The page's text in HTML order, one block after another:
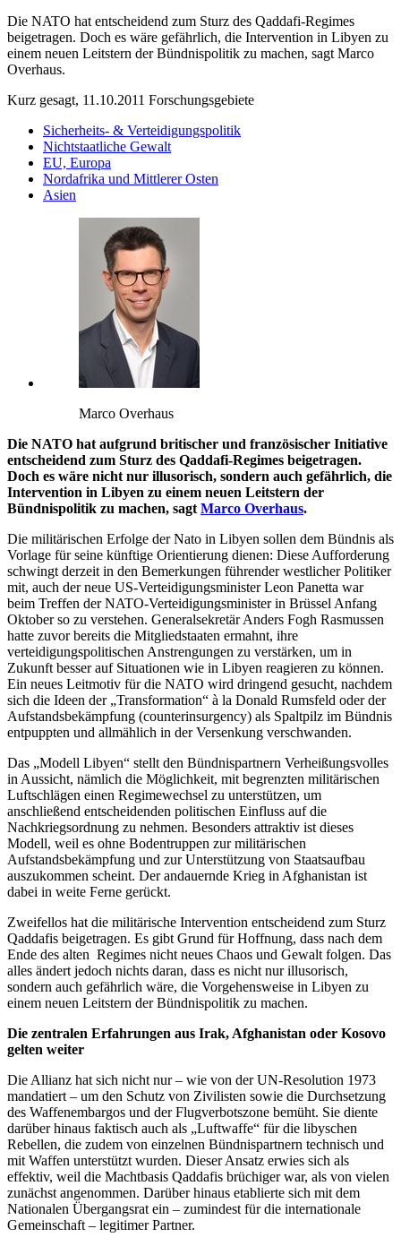
Die NATO hat entscheidend zum Sturz des Qaddafi-Regimes
beigetragen. Doch es wäre gefährlich, die Intervention in Libyen zu
einem neuen Leitstern der Bündnispolitik zu machen, sagt Marco
Overhaus.
Kurz gesagt, 11.10.2011 Forschungsgebiete
Sicherheits- & Verteidigungspolitik
Nichtstaatliche Gewalt
EU, Europa
Nordafrika und Mittlerer Osten
Asien
Marco Overhaus
Die NATO hat aufgrund britischer und französischer Initiative
entscheidend zum Sturz des Qaddafi-Regimes beigetragen.
Doch es wäre nicht nur illusorisch, sondern auch gefährlich, die
Intervention in Libyen zu einem neuen Leitstern der
Bündnispolitik zu machen, sagt Marco Overhaus.
Die militärischen Erfolge der Nato in Libyen sollen dem Bündnis als
Vorlage für seine künftige Orientierung dienen: Diese Aufforderung
schwingt derzeit in den Bemerkungen führender westlicher Politiker
mit, auch der neue US-Verteidigungsminister Leon Panetta war
beim Treffen der NATO-Verteidigungsminister in Brüssel Anfang
Oktober so zu verstehen. Generalsekretär Anders Fogh Rasmussen
hatte zuvor bereits die Mitgliedstaaten ermahnt, ihre
verteidigungspolitischen Anstrengungen zu verstärken, um in
Zukunft besser auf Situationen wie in Libyen reagieren zu können.
Ein neues Leitmotiv für die NATO wird dringend gesucht, nachdem
sich die Ideen der „Transformation“ à la Donald Rumsfeld oder der
Aufstandsbekämpfung (counterinsurgency) als Spaltpilz im Bündnis
entpuppten und allmählich in der Versenkung verschwanden.
Das „Modell Libyen“ stellt den Bündnispartnern Verheißungsvolles
in Aussicht, nämlich die Möglichkeit, mit begrenzten militärischen
Luftschlägen einen Regimewechsel zu unterstützen, um
anschließend entscheidenden politischen Einfluss auf die
Nachkriegsordnung zu nehmen. Besonders attraktiv ist dieses
Modell, weil es ohne Bodentruppen zur militärischen
Aufstandsbekämpfung und zur Unterstützung von Staatsaufbau
auszukommen scheint. Der andauernde Krieg in Afghanistan ist
dabei in weite Ferne gerückt.
Zweifellos hat die militärische Intervention entscheidend zum Sturz
Qaddafis beigetragen. Es gibt Grund für Hoffnung, dass nach dem
Ende des alten Regimes nicht neues Chaos und Gewalt folgen. Das
alles ändert jedoch nichts daran, dass es nicht nur illusorisch,
sondern auch gefährlich wäre, die Vorgehensweise in Libyen zu
einem neuen Leitstern der Bündnispolitik zu machen.
Die zentralen Erfahrungen aus Irak, Afghanistan oder Kosovo
gelten weiter
Die Allianz hat sich nicht nur – wie von der UN-Resolution 1973
mandatiert – um den Schutz von Zivilisten sowie die Durchsetzung
des Waffenembargos und der Flugverbotszone bemüht. Sie diente
darüber hinaus faktisch auch als „Luftwaffe“ für die libyschen
Rebellen, die zudem von einzelnen Bündnispartnern technisch und
mit Waffen unterstützt wurden. Dieser Ansatz erwies sich als
effektiv, weil die Machtbasis Qaddafis brüchiger war, als von vielen
zunächst angenommen. Darüber hinaus etablierte sich mit dem
Nationalen Übergangsrat ein – zumindest für die internationale
Gemeinschaft – legitimer Partner.